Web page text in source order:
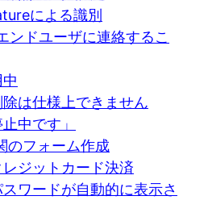
による識別
ンドユーザに連絡するこ
は仕様上できません
中です」
のフォーム作成
ジットカード決済
ワードが自動的に表示さ